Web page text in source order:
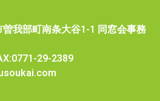
我部町南条大谷1-1 同窓会事務
29-2389